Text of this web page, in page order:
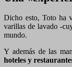
Dicho esto, Toto ha
varillas de lavado -
mundo.
Y además de las
hoteles y